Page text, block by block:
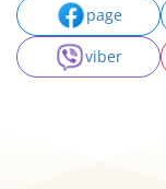
page
viber